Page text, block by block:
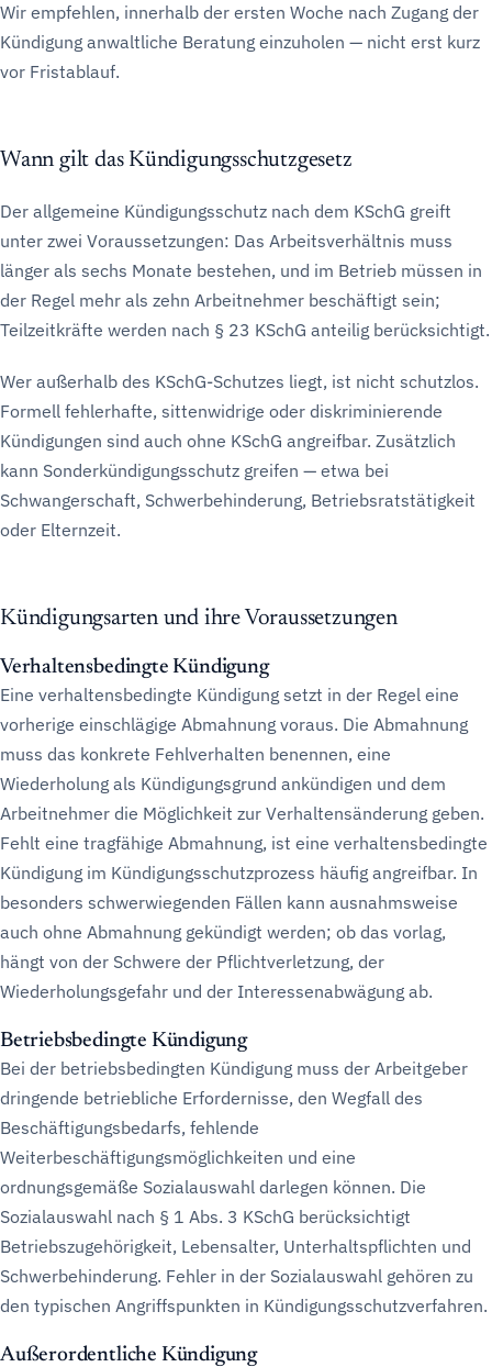
Wir empfehlen, innerhalb der ersten Woche nach Zugang der
Kündigung anwaltliche Beratung einzuholen — nicht erst kurz
vor Fristablauf.
Wann gilt das Kündigungsschutzgesetz
Der allgemeine Kündigungsschutz nach dem KSchG greift
unter zwei Voraussetzungen: Das Arbeitsverhältnis muss
länger als sechs Monate bestehen, und im Betrieb müssen in
der Regel mehr als zehn Arbeitnehmer beschäftigt sein;
Teilzeitkräfte werden nach § 23 KSchG anteilig berücksichtigt.
Wer außerhalb des KSchG-Schutzes liegt, ist nicht schutzlos.
Formell fehlerhafte, sittenwidrige oder diskriminierende
Kündigungen sind auch ohne KSchG angreifbar. Zusätzlich
kann Sonderkündigungsschutz greifen — etwa bei
Schwangerschaft, Schwerbehinderung, Betriebsratstätigkeit
oder Elternzeit.
Kündigungsarten und ihre Voraussetzungen
Verhaltensbedingte Kündigung
Eine verhaltensbedingte Kündigung setzt in der Regel eine
vorherige einschlägige Abmahnung voraus. Die Abmahnung
muss das konkrete Fehlverhalten benennen, eine
Wiederholung als Kündigungsgrund ankündigen und dem
Arbeitnehmer die Möglichkeit zur Verhaltensänderung geben.
Fehlt eine tragfähige Abmahnung, ist eine verhaltensbedingte
Kündigung im Kündigungsschutzprozess häufig angreifbar. In
besonders schwerwiegenden Fällen kann ausnahmsweise
auch ohne Abmahnung gekündigt werden; ob das vorlag,
hängt von der Schwere der Pflichtverletzung, der
Wiederholungsgefahr und der Interessenabwägung ab.
Betriebsbedingte Kündigung
Bei der betriebsbedingten Kündigung muss der Arbeitgeber
dringende betriebliche Erfordernisse, den Wegfall des
Beschäftigungsbedarfs, fehlende
Weiterbeschäftigungsmöglichkeiten und eine
ordnungsgemäße Sozialauswahl darlegen können. Die
Sozialauswahl nach § 1 Abs. 3 KSchG berücksichtigt
Betriebszugehörigkeit, Lebensalter, Unterhaltspflichten und
Schwerbehinderung. Fehler in der Sozialauswahl gehören zu
den typischen Angriffspunkten in Kündigungsschutzverfahren.
Außerordentliche Kündigung